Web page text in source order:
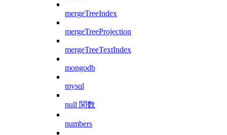
mergeTreeIndex
mergeTreeProjection
mergeTreeTextIndex
mongodb
mysql
null 関数
numbers